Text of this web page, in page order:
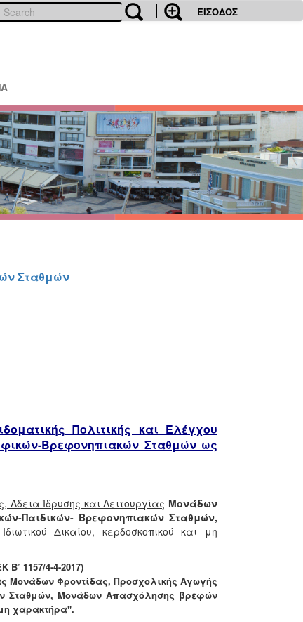
ΕΙΣΟΔΟΣ
Σταθμών
Πολιτικής και Ελέγχου
Βρεφονηπιακών Σταθμών ως
Ίδρυσης και Λειτουργίας Μονάδων
Παιδικών- Βρεφονηπιακών Σταθμών,
Ιδιωτικού Δικαίου, κερδοσκοπικού και μη
Β’ 1157/4-4-2017)
Μονάδων Φροντίδας, Προσχολικής Αγωγής
Σταθμών, Μονάδων Απασχόλησης βρεφών
χαρακτήρα".